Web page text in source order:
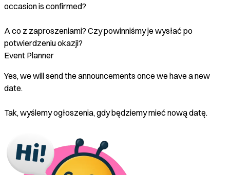
occasion is confirmed?
A co z zaproszeniami? Czy powinniśmy je wysłać po
potwierdzeniu okazji?
Event Planner
Yes, we will send the announcements once we have a new
date.
Tak, wyślemy ogłoszenia, gdy będziemy mieć nową datę.